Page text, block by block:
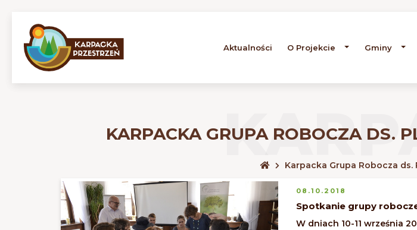
Aktualności O Projekcie Gminy
KARPACKA GRUPA ROBOCZA DS.
Karpacka Grupa Robocza
08.10.2018
Spotkanie grupy
W dniach 10-11 września